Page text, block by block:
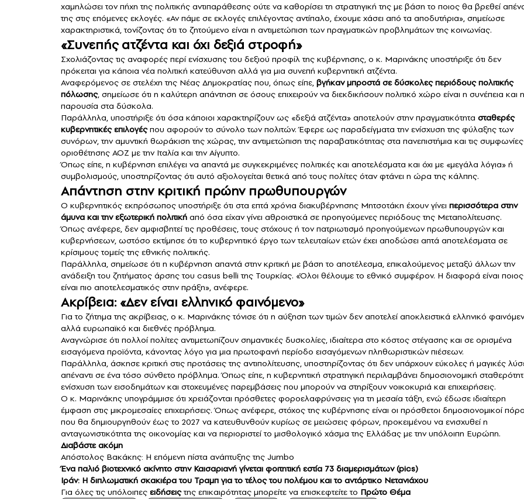
χαμηλώσει τον πήχη της πολιτικής αντιπαράθεσης ούτε να καθορίσει τη στρατηγική της με βάση το ποιος θα βρεθεί
της στις επόμενες εκλογές. «Αν πάμε σε εκλογές επιλέγοντας αντίπαλο, έχουμε χάσει από τα αποδυτήρια», σημείωσε
χαρακτηριστικά, τονίζοντας ότι το ζητούμενο είναι η αντιμετώπιση των πραγματικών προβλημάτων της κοινωνίας.
«Συνεπής ατζέντα και όχι δεξιά στροφή»
Σχολιάζοντας τις αναφορές περί ενίσχυσης του δεξιού προφίλ της κυβέρνησης, ο κ. Μαρινάκης υποστήριξε ότι δεν
πρόκειται για κάποια νέα πολιτική κατεύθυνση αλλά για μια συνεπή κυβερνητική ατζέντα.
Αναφερόμενος σε στελέχη της Νέας Δημοκρατίας που, όπως είπε, βγήκαν μπροστά σε δύσκολες περιόδους πολιτικής
πόλωσης, σημείωσε ότι η καλύτερη απάντηση σε όσους επιχειρούν να διεκδικήσουν πολιτικό χώρο είναι η συνέπεια και η
παρουσία στα δύσκολα.
Παράλληλα, υποστήριξε ότι όσα κάποιοι χαρακτηρίζουν ως «δεξιά ατζέντα» αποτελούν στην πραγματικότητα σταθερές
κυβερνητικές επιλογέςπου αφορούν το σύνολο των πολιτών. Έφερε ως παραδείγματα την ενίσχυση της φύλαξης των
συνόρων, την αμυντική θωράκιση της χώρας, την αντιμετώπιση της παραβατικότητας στα πανεπιστήμια και τις συμφωνίες
οριοθέτησης ΑΟΖ με την Ιταλία και την Αίγυπτο.
Όπως είπε, η κυβέρνηση επιλέγει να απαντά με συγκεκριμένες πολιτικές και αποτελέσματα και όχι με «μεγάλα λόγια» ή
συμβολισμούς, υποστηρίζοντας ότι αυτό αξιολογείται θετικά από τους πολίτες όταν φτάνει η ώρα της κάλπης.
Απάντηση στην κριτική πρώην πρωθυπουργών
Ο κυβερνητικός εκπρόσωπος υποστήριξε ότι στα επτά χρόνια διακυβέρνησης Μητσοτάκη έχουν γίνει περισσότερα στην
άμυνα και την εξωτερική πολιτική από όσα είχαν γίνει αθροιστικά σε προηγούμενες περιόδους της Μεταπολίτευσης.
Όπως ανέφερε, δεν αμφισβητεί τις προθέσεις, τους στόχους ή τον πατριωτισμό προηγούμενων πρωθυπουργών και
κυβερνήσεων, ωστόσο εκτίμησε ότι το κυβερνητικό έργο των τελευταίων ετών έχει αποδώσει απτά αποτελέσματα σε
κρίσιμους τομείς της εθνικής πολιτικής.
Παράλληλα, σημείωσε ότι η κυβέρνηση απαντά στην κριτική με βάση το αποτέλεσμα, επικαλούμενος μεταξύ άλλων την
ανάδειξη του ζητήματος άρσης του casus belli της Τουρκίας. «Όλοι θέλουμε το εθνικό συμφέρον. Η διαφορά είναι ποιος
είναι πιο αποτελεσματικός στην πράξη», ανέφερε.
Ακρίβεια: «Δεν είναι ελληνικό φαινόμενο»
Για το ζήτημα της ακρίβειας, ο κ. Μαρινάκης τόνισε ότι η αύξηση των τιμών δεν αποτελεί αποκλειστικά ελληνικό
αλλά ευρωπαϊκό και διεθνές πρόβλημα.
Αναγνώρισε ότι πολλοί πολίτες αντιμετωπίζουν σημαντικές δυσκολίες, ιδιαίτερα στο κόστος στέγασης και σε ορισμένα
εισαγόμενα προϊόντα, κάνοντας λόγο για μια πρωτοφανή περίοδο εισαγόμενων πληθωριστικών πιέσεων.
Παράλληλα, άσκησε κριτική στις προτάσεις της αντιπολίτευσης, υποστηρίζοντας ότι δεν υπάρχουν εύκολες ή μαγικές
απέναντι σε ένα τόσο σύνθετο πρόβλημα. Όπως είπε, η κυβερνητική στρατηγική περιλαμβάνει δημοσιονομική
ενίσχυση των εισοδημάτων και στοχευμένες παρεμβάσεις που μπορούν να στηρίξουν νοικοκυριά και επιχειρήσεις.
Ο κ. Μαρινάκης υπογράμμισε ότι χρειάζονται πρόσθετες φοροελαφρύνσεις για τη μεσαία τάξη, ενώ έδωσε ιδιαίτερη
έμφαση στις μικρομεσαίες επιχειρήσεις. Όπως ανέφερε, στόχος της κυβέρνησης είναι οι πρόσθετοι δημοσιονομικοί
που θα δημιουργηθούν έως το 2027 να κατευθυνθούν κυρίως σε μειώσεις φόρων, προκειμένου να ενισχυθεί η
ανταγωνιστικότητα της οικονομίας και να περιοριστεί το μισθολογικό χάσμα της Ελλάδας με την υπόλοιπη Ευρώπη.
Διαβάστε ακόμη
Απόστολος Βακάκης: Η επόμενη πίστα ανάπτυξης της Jumbo
Ένα παλιό βιοτεχνικό ακίνητο στην Καισαριανή γίνεται φοιτητική εστία 73 διαμερισμάτων (pics)
Ιράν: Η διπλωματική σκακιέρα του Τραμπ για το τέλος του πολέμου και το αντάρτικο Νετανιάχου
Για όλες τις υπόλοιπες ειδήσειςτης επικαιρότητας μπορείτε να επισκεφτείτε το Πρώτο Θέμα